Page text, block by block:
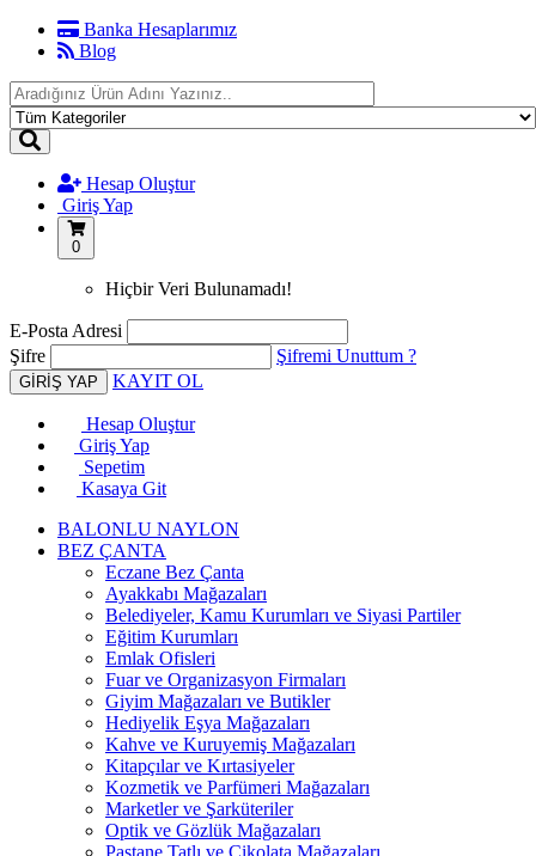
Banka Hesaplarımız
Blog
Hesap Oluştur
Giriş Yap
0
Hiçbir Veri Bulunamadı!
E-Posta Adresi
Şifre
Şifremi Unuttum ?
KAYIT OL
Hesap Oluştur
Giriş Yap
Sepetim
Kasaya Git
BALONLU NAYLON
BEZ ÇANTA
Eczane Bez Çanta
Ayakkabı Mağazaları
Belediyeler, Kamu Kurumları ve Siyasi Partiler
Eğitim Kurumları
Emlak Ofisleri
Fuar ve Organizasyon Firmaları
Giyim Mağazaları ve Butikler
Hediyelik Eşya Mağazaları
Kahve ve Kuruyemiş Mağazaları
Kitapçılar ve Kırtasiyeler
Kozmetik ve Parfümeri Mağazaları
Marketler ve Şarküteriler
Optik ve Gözlük Mağazaları
Pastane Tatlı ve Çikolata Mağazaları